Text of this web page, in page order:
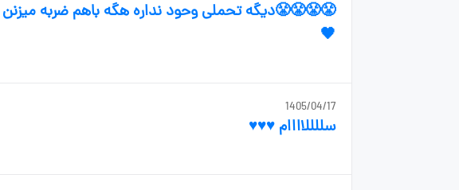
😤😤😤😤دیگه تحملی وحود نداره هگه باهم ضربه
🖤
1405/04/17
سللللاااام ♥️♥️♥️